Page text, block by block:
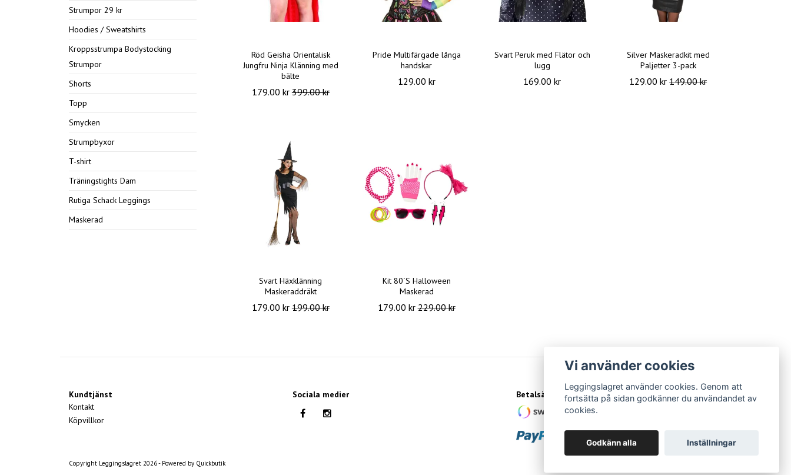
Strumpor 29 kr
Hoodies / Sweatshirts
Kroppsstrumpa Bodystocking
Strumpor
Shorts
Topp
Smycken
Strumpbyxor
T-shirt
Träningstights Dam
Rutiga Schack Leggings
Maskerad
Röd Geisha Orientalisk
Jungfru Ninja Klänning med
bälte
179.00 kr399.00 kr
Pride Multifärgade långa
handskar
129.00 kr
Svart Peruk med Flätor och
lugg
169.00 kr
Silver Maskeradkit med
Paljetter 3-pack
129.00 kr149.00 kr
Svart Häxklänning
Maskeraddräkt
179.00 kr199.00 kr
Kit 80´S Halloween
Maskerad
179.00 kr229.00 kr
Kundtjänst
Kontakt
Köpvillkor
Sociala medier Betalsätt
Copyright Leggingslagret 2026 - Powered by Quickbutik
Vi använder cookies
Leggingslagret använder cookies. Genom att
fortsätta på sidan godkänner du användandet av
cookies.
Godkänn alla Inställningar